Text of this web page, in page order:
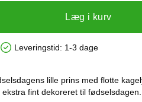
Læg i kurv
Produkttilgængelighed: På lager
Leveringstid: 1-3 dage
lille prins med flotte
fint dekoreret til fødselsdagen.